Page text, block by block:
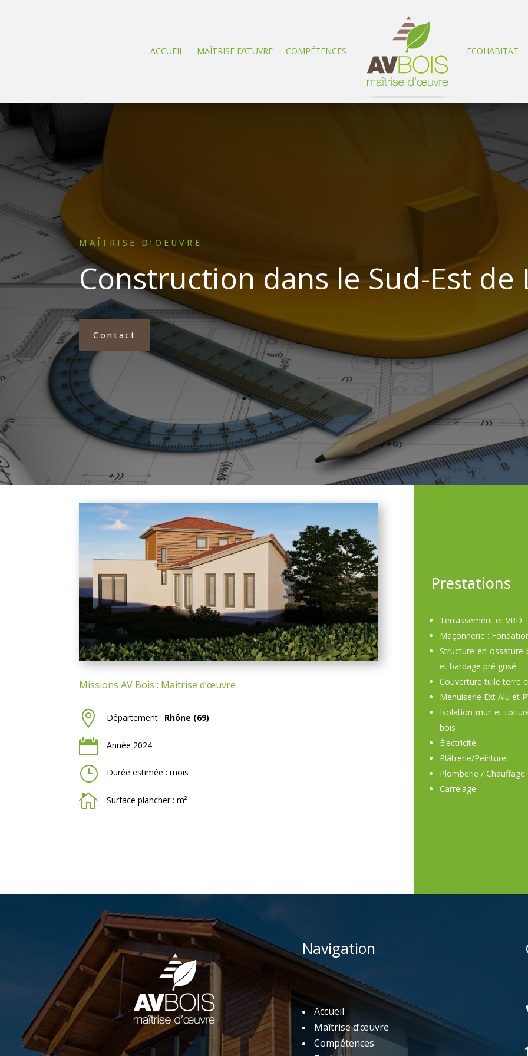
ACCUEIL MAÎTRISE D’ŒUVRE COMPÉTENCES ECOHABITAT
MAÎTRISE D’OEUVRE
Construction dans le Sud-Est de
Contact
Missions AV Bois : Maîtrise d’œuvre
 Département : Rhône (69)
 Année 2024
} Durée estimée : mois
 Surface plancher : m²
Prestations
Terrassement et VRD
Maçonnerie :
Structure en ossature
et bardage pré grisé
Couverture tuile terre
Menuiserie Ext Alu et
Isolation mur et
bois
Électricité
Plâtrerie/Peinture
Plomberie / Chauffage
Carrelage
Navigation
Accueil
Maîtrise d’œuvre
Compétences